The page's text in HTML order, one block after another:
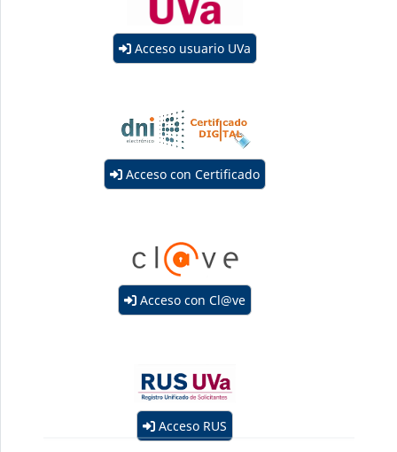
Acceso usuario UVa
Acceso con Certificado
Acceso con Cl@ve
Acceso RUS